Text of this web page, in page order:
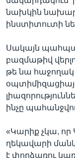
նախկին
ինստիտուտի
Սակայն
բազմաթիվ
թե նա հաջողակ
ինչը
«Կարիք չկա, որ
ղեկավարի
է փորձառու